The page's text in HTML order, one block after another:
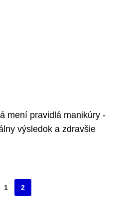
mení pravidlá manikúry -
výsledok a zdravšie
1 2